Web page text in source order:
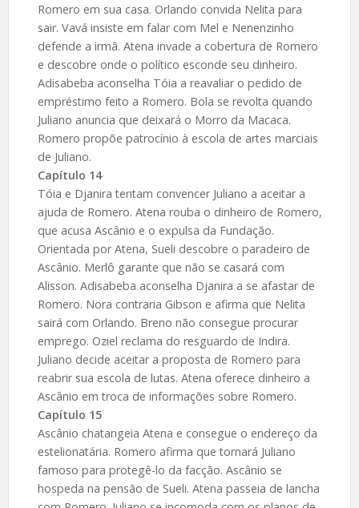
Romero em sua casa. Orlando convida Nelita para
sair. Vavá insiste em falar com Mel e Nenenzinho
defende a irmã. Atena invade a cobertura de Romero
e descobre onde o político esconde seu dinheiro.
Adisabeba aconselha Tóia a reavaliar o pedido de
empréstimo feito a Romero. Bola se revolta quando
Juliano anuncia que deixará o Morro da Macaca.
Romero propõe patrocínio à escola de artes marciais
de Juliano.
Capítulo 14
Tóia e Djanira tentam convencer Juliano a aceitar a
ajuda de Romero. Atena rouba o dinheiro de Romero,
que acusa Ascânio e o expulsa da Fundação.
Orientada por Atena, Sueli descobre o paradeiro de
Ascânio. Merlô garante que não se casará com
Alisson. Adisabeba aconselha Djanira a se afastar de
Romero. Nora contraria Gibson e afirma que Nelita
sairá com Orlando. Breno não consegue procurar
emprego. Oziel reclama do resguardo de Indira.
Juliano decide aceitar a proposta de Romero para
reabrir sua escola de lutas. Atena oferece dinheiro a
Ascânio em troca de informações sobre Romero.
Capítulo 15
Ascânio chatangeia Atena e consegue o endereço da
estelionatária. Romero afirma que tornará Juliano
famoso para protegê-lo da facção. Ascânio se
hospeda na pensão de Sueli. Atena passeia de lancha